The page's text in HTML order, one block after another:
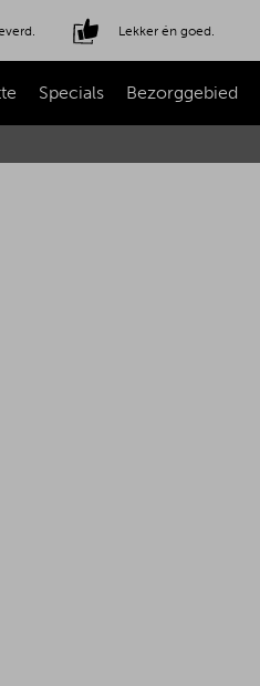
Lekker én goed.
Specials Bezorggebied